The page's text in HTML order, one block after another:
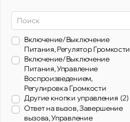
Включение/Выключение
Питания, Регулятор Громкости
Включение/Выключение
Питания, Управление
Воспроизведением,
Регулировка Громкости
Другие кнопки управления (2)
Ответ на вызов, Завершение
вызова, Управление